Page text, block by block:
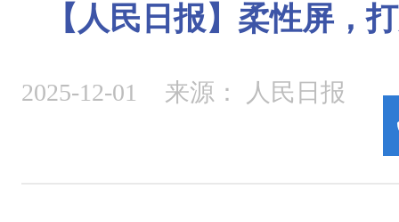
【人民日报】柔性屏，
2025-12-01 来源： 人民日报